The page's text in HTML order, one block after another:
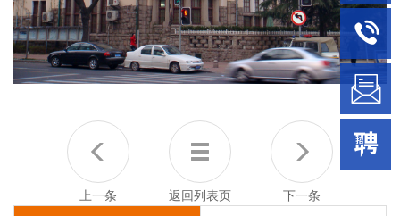
上一条 返回列表页 下一条